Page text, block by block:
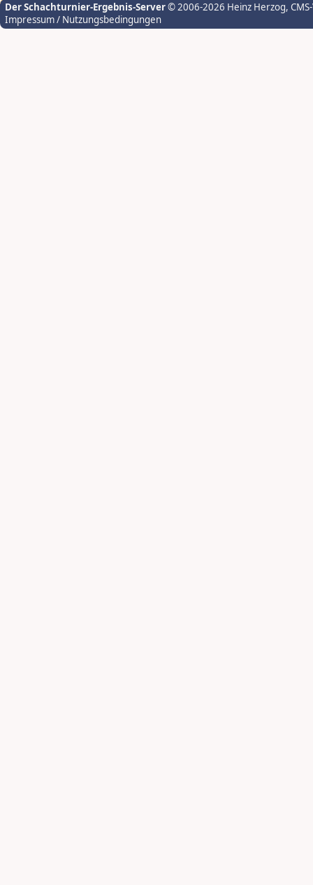
Der Schachturnier-Ergebnis-Server© 2006-2026 Heinz Herzog,
Impressum / Nutzungsbedingungen